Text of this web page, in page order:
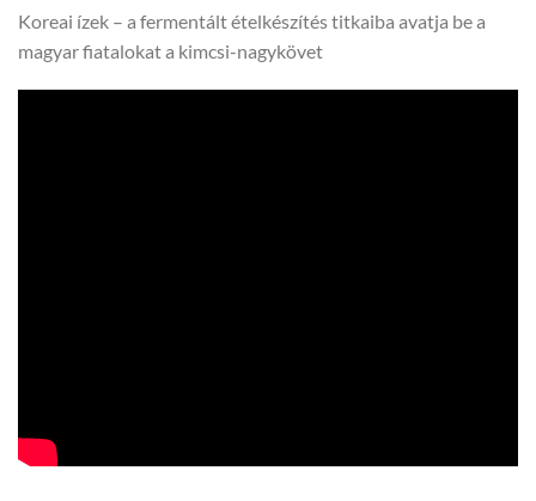
Koreai ízek – a fermentált ételkészítés titkaiba avatja be a
magyar fiatalokat a kimcsi-nagykövet